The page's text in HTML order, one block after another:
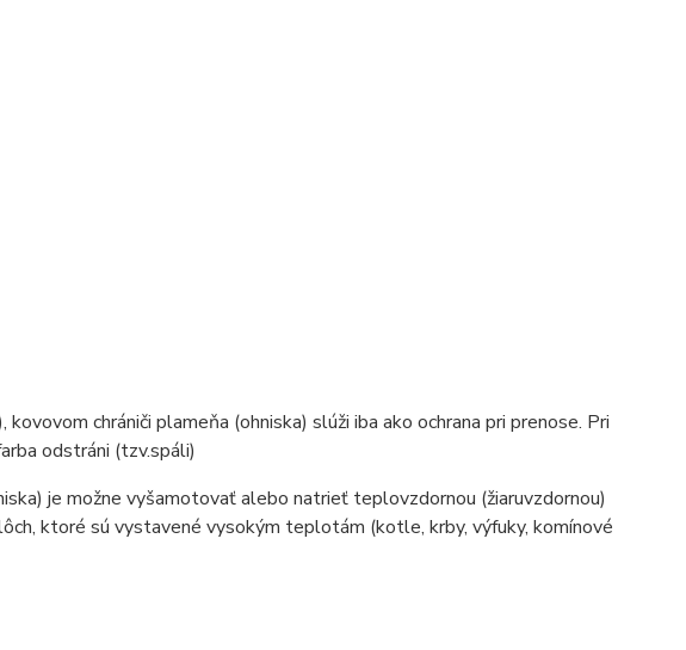
chrániči plameňa (ohniska) slúži iba ako ochrana pri prenose. Pri
odstráni (tzv.spáli)
je možne vyšamotovať alebo natrieť teplovzdornou (žiaruvzdornou)
ktoré sú vystavené vysokým teplotám (kotle, krby, výfuky, komínové